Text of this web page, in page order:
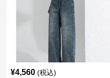
¥4,560 (税込)